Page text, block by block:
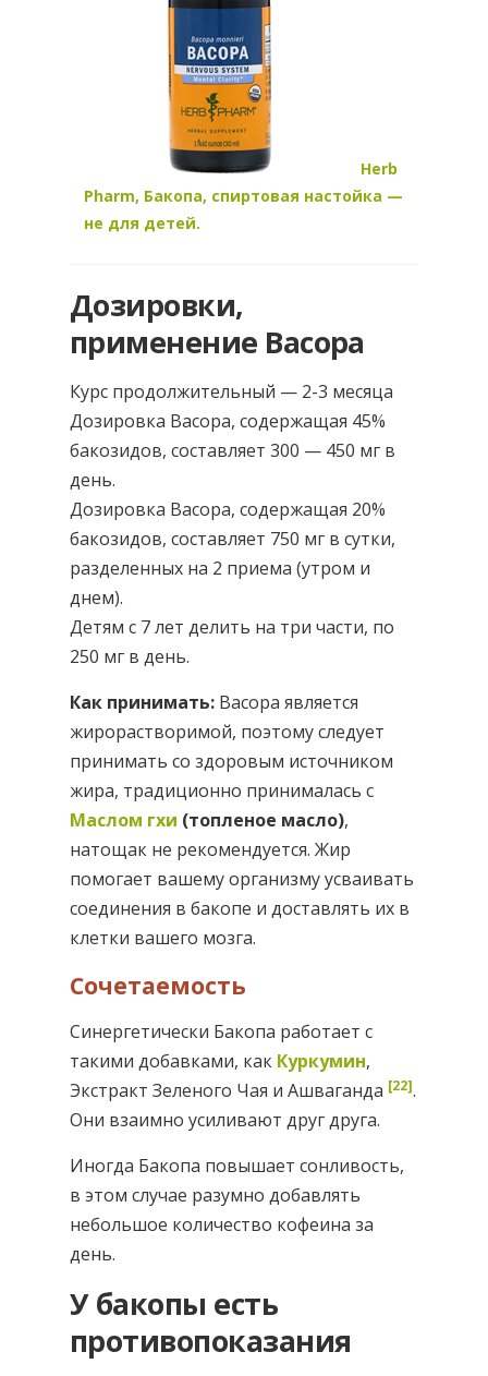
Herb
Pharm, Бакопа, спиртовая настойка —
не для детей.
Дозировки,
применение Bacopa
Курс продолжительный — 2-3 месяца
Дозировка Bacopa, содержащая 45%
бакозидов, составляет 300 — 450 мг в
день.
Дозировка Bacopa, содержащая 20%
бакозидов, составляет 750 мг в сутки,
разделенных на 2 приема (утром и
днем).
Детям с 7 лет делить на три части, по
250 мг в день.
Как принимать: Bacopa является
жирорастворимой, поэтому следует
принимать со здоровым источником
жира, традиционно принималась с
Маслом гхи (топленое масло),
натощак не рекомендуется. Жир
помогает вашему организму усваивать
соединения в бакопе и доставлять их в
клетки вашего мозга.
Сочетаемость
Синергетически Бакопа работает с
такими добавками, как Куркумин,
Экстракт Зеленого Чая и Ашваганда [22].
Они взаимно усиливают друг друга.
Иногда Бакопа повышает сонливость,
в этом случае разумно добавлять
небольшое количество кофеина за
день.
У бакопы есть
противопоказания